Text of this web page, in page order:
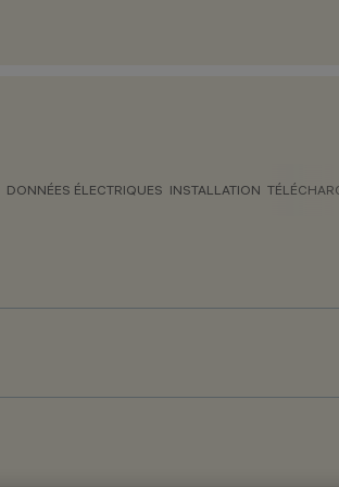
DONNÉES ÉLECTRIQUES INSTALLATION